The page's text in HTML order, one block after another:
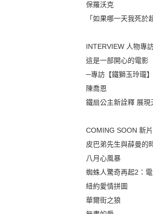
保羅沃克
「如果哪一天我死於
INTERVIEW 人物專
這是一部開心的電影
─專訪【鐵獅玉玲瓏
陳喬恩
鐵扇公主新詮釋 展
COMING SOON 新
皮巴弟先生與薛曼的
八月心風暴
蜘蛛人驚奇再起2：
紐約愛情拼圖
華爾街之狼